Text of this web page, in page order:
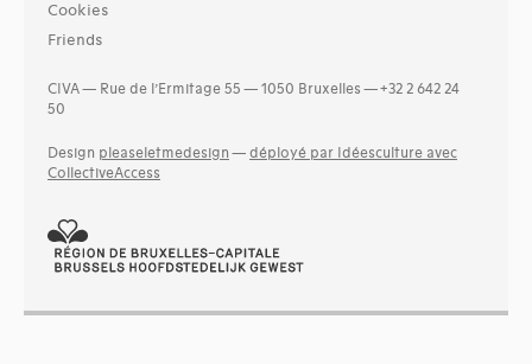
Cookies
Friends
CIVA — Rue de l’Ermitage 55 — 1050 Bruxelles — +32 2 642 24
50
Design pleaseletmedesign — déployé par Idéesculture avec
CollectiveAccess